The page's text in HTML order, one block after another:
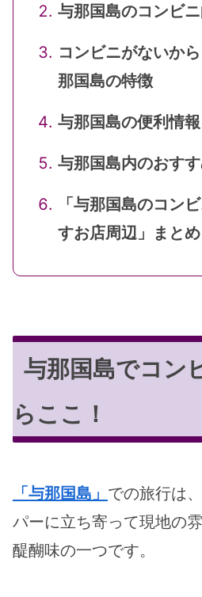
与那国島のコンビ
コンビニがないか
那国島の特徴
与那国島の便利情
与那国島内のおす
「与那国島のコン
すお店周辺」まとめ
与那国島でコン
らここ！
「与那国島」 での旅行は
パーに立ち寄って現地の
醍醐味の一つです。